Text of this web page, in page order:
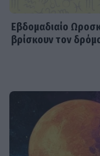
Εβδομαδιαίo
βρίσκουν τον